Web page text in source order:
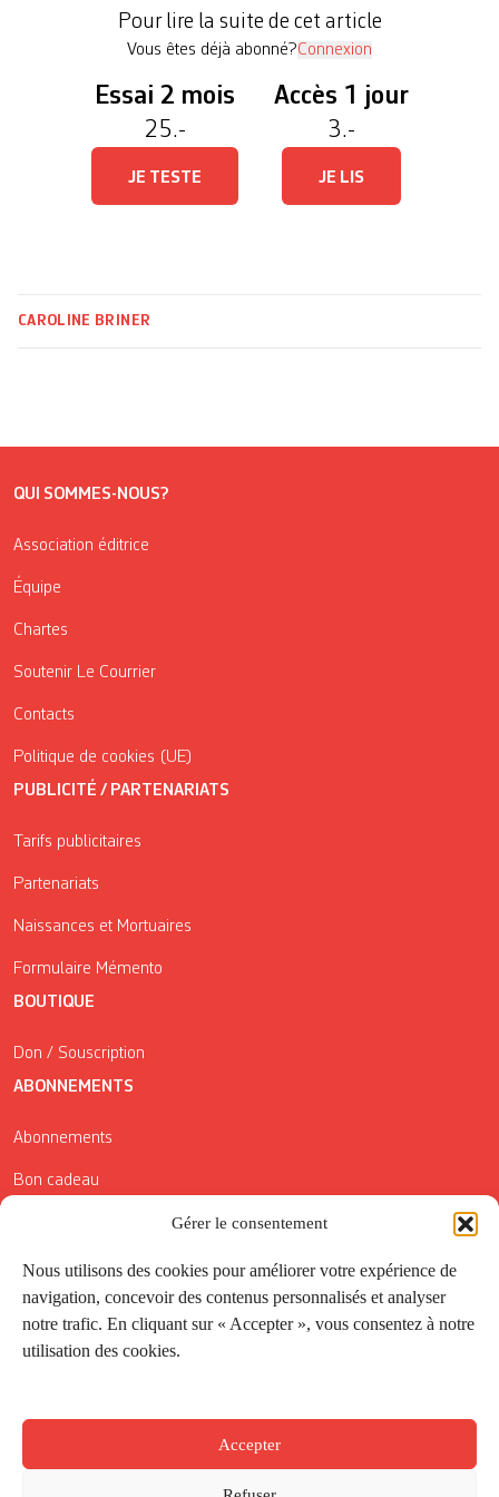
Gérer le consentement
Nous utilisons des cookies pour améliorer votre expérience de
navigation, concevoir des contenus personnalisés et analyser
notre trafic. En cliquant sur « Accepter », vous consentez à notre
utilisation des cookies.
Accepter
Pour lire la suite de cet article
Vous êtes déjà abonné?Connexion
Essai 2 mois
25.-
JE TESTE
Accès 1 jour
3.-
JE LIS
CAROLINE BRINER
QUI SOMMES-NOUS?
Association éditrice
Équipe
Chartes
Soutenir Le Courrier
Contacts
Politique de cookies (UE)
PUBLICITÉ / PARTENARIATS
Tarifs publicitaires
Partenariats
Naissances et Mortuaires
Formulaire Mémento
BOUTIQUE
Don / Souscription
ABONNEMENTS
Abonnements
Bon cadeau
Conditions générales de vente
Réductions de la Carte Côté Courrier
Application